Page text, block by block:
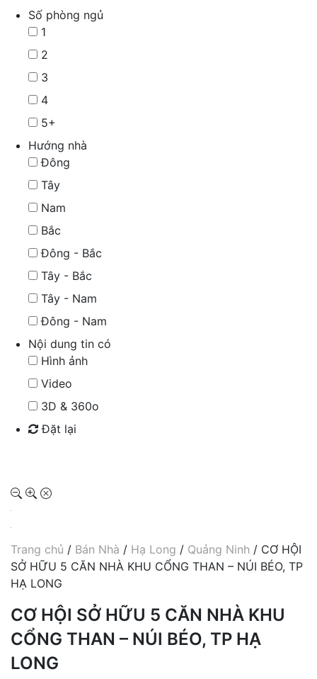
Số phòng ngủ
1
2
3
4
5+
Hướng nhà
Đông
Tây
Nam
Bắc
Đông - Bắc
Tây - Bắc
Tây - Nam
Đông - Nam
Nội dung tin có
Hình ảnh
Video
3D & 360o
Đặt lại
Trang chủ / Bán Nhà / Hạ Long / Quảng Ninh / CƠ HỘI
SỞ HỮU 5 CĂN NHÀ KHU CỔNG THAN – NÚI BÉO, TP
HẠ LONG
CƠ HỘI SỞ HỮU 5 CĂN NHÀ KHU
CỔNG THAN – NÚI BÉO, TP HẠ
LONG